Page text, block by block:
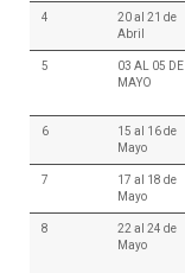
4
20 al 21 de
Abril
5
03 AL 05 DE
MAYO
6
15 al 16 de
Mayo
7
17 al 18 de
Mayo
8
22 al 24 de
Mayo